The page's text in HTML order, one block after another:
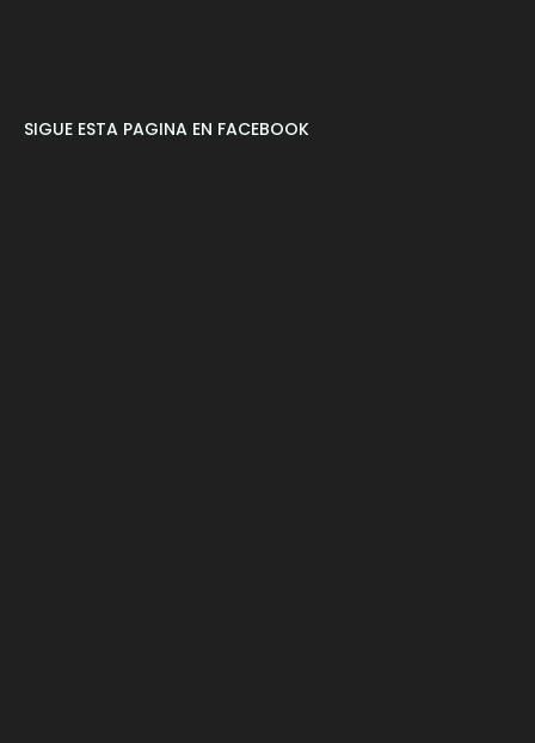
SIGUE ESTA PAGINA EN FACEBOOK